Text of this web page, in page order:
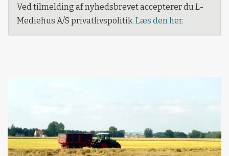
Ved tilmelding af nyhedsbrevet accepterer du L-
Mediehus A/S privatlivspolitik. Læs den her.